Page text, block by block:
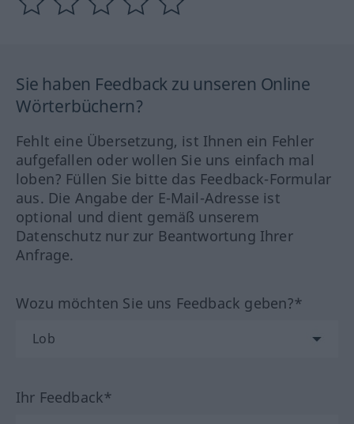
Sie haben Feedback zu unseren Online
Wörterbüchern?
Fehlt eine Übersetzung, ist Ihnen ein Fehler
aufgefallen oder wollen Sie uns einfach mal
loben? Füllen Sie bitte das Feedback-Formular
aus. Die Angabe der E-Mail-Adresse ist
optional und dient gemäß unserem
Datenschutz nur zur Beantwortung Ihrer
Anfrage.
Wozu möchten Sie uns Feedback geben?*
Ihr Feedback*